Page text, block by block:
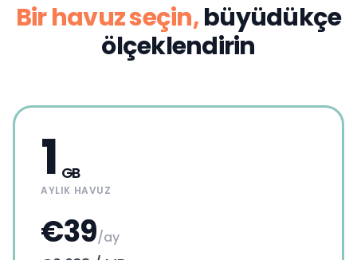
Bir havuz seçin,büyüdükçe
ölçeklendirin
1 GB
AYLIK HAVUZ
€39/ay